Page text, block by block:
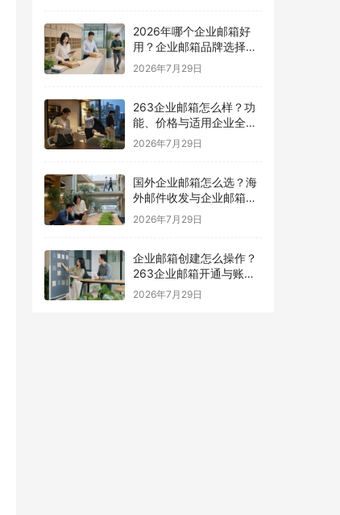
2026年哪个企业邮箱好
用？企业邮箱品牌选择指
南
2026年7月29日
263企业邮箱怎么样？功
能、价格与适用企业全面
解析
2026年7月29日
国外企业邮箱怎么选？海
外邮件收发与企业邮箱选
择指南
2026年7月29日
企业邮箱创建怎么操作？
263企业邮箱开通与账号
设置指南
2026年7月29日